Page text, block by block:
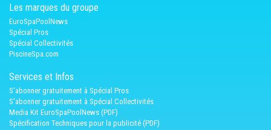
Les marques du groupe
EuroSpaPoolNews
Spécial Pros
Spécial Collectivités
PiscineSpa.com
Services et Infos
S'abonner gratuitement à Spécial Pros
S'abonner gratuitement à Spécial Collectivités
Media Kit EuroSpaPoolNews (PDF)
Spécification Techniques pour la publicité (PDF)